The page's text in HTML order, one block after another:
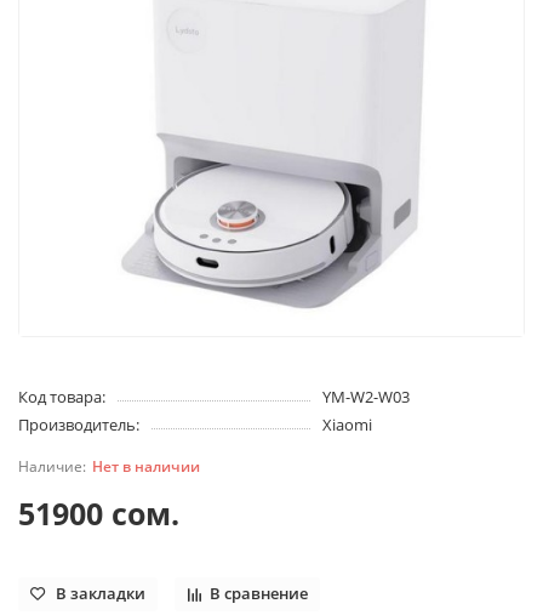
Код товара:
YM-W2-W03
Производитель:
Xiaomi
Нет в наличии
51900 сом.
В закладки В сравнение